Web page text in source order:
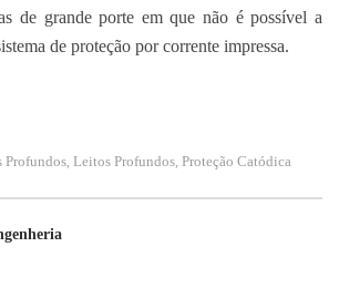
de grande porte em que não é possível a
de proteção por corrente impressa.
Profundos, Leitos Profundos, Proteção Catódica